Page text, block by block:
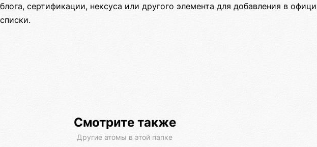
блога, сертификации, нексуса или другого элемента для добавления в
списки.
Смотрите также
Другие атомы в этой папке